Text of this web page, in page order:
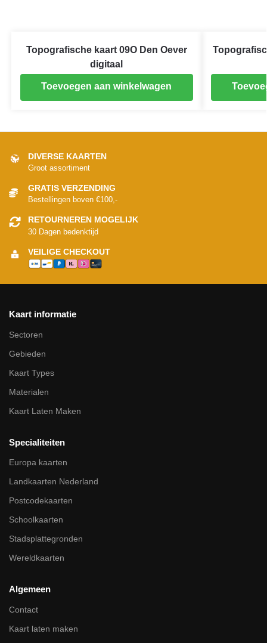
Topografische kaart 09O Den Oever
digitaal
Toevoegen aan winkelwagen
DIVERSE KAARTEN
Groot assortiment
GRATIS VERZENDING
Bestellingen boven €100,-
RETOURNEREN MOGELIJK
30 Dagen bedenktijd
VEILIGE CHECKOUT
Kaart informatie
Sectoren
Gebieden
Kaart Types
Materialen
Kaart Laten Maken
Specialiteiten
Europa kaarten
Landkaarten Nederland
Postcodekaarten
Schoolkaarten
Stadsplattegronden
Wereldkaarten
Algemeen
Contact
Kaart laten maken